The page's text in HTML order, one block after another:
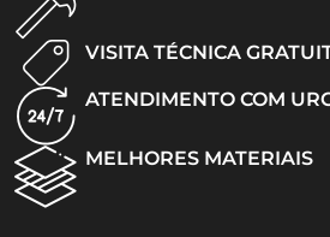
VISITA TÉCNICA
ATENDIMENTO COM
MELHORES MATERIAIS